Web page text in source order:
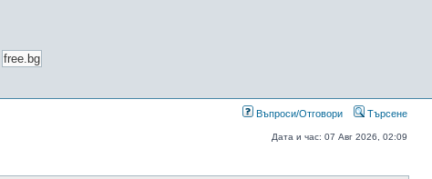
Въпроси/Отговори Търсене
Дата и час: 07 Авг 2026, 02:09